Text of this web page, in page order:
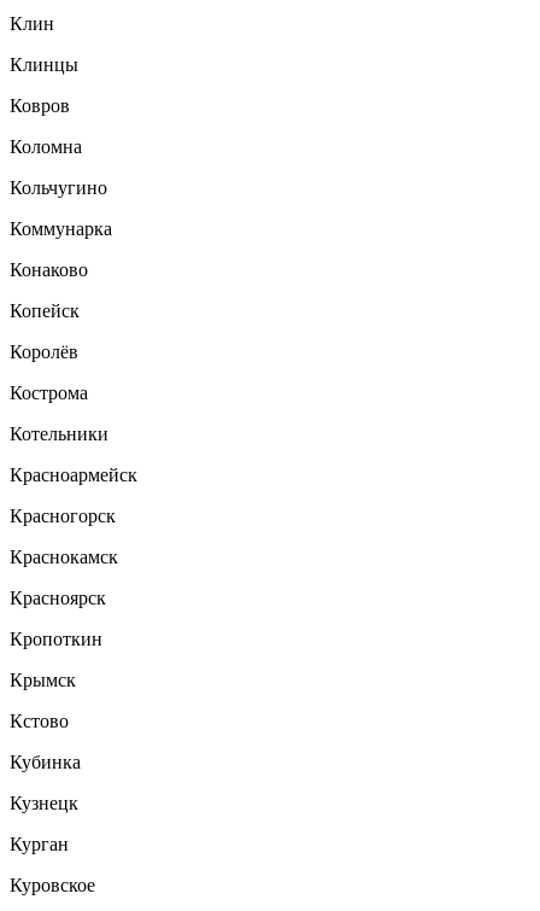
Клин
Клинцы
Ковров
Коломна
Кольчугино
Коммунарка
Конаково
Копейск
Королёв
Кострома
Котельники
Красноармейск
Красногорск
Краснокамск
Красноярск
Кропоткин
Крымск
Кстово
Кубинка
Кузнецк
Курган
Куровское